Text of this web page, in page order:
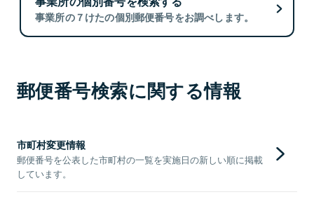
事業所の７けたの個別郵便番号をお調べします。
郵便番号検索に関する情報
市町村変更情報
郵便番号を公表した市町村の一覧を実施日の新しい順に掲載
しています。